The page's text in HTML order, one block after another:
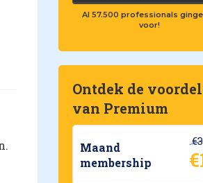
Al 57.500 professionals
voor!
Ontdek de
van Premium
Maand
membership